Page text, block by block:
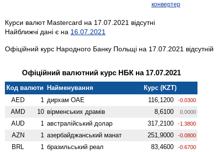
конвертер
Курси валют Mastercard на 17.07.2021 відсутні
Найближчі дані є на 16.07.2021
Офіційний курс Народного Банку Польщі на 17.07.2021 відсутній
Офіційний валютний курс НБК на 17.07.2021
Код валюти Найменування
Курс (KZT)
AED
1 дирхам ОАЕ 116,1200 -0.0300
AMD 10 вiрменських драмів 8,6100 0.0000
AUD 1 австралійський долар 317,2100 -1.3800
AZN 1 азербайджанський манат 251,9000 -0.0800
BRL 1 бразильський реал 83,4600 -0.6700